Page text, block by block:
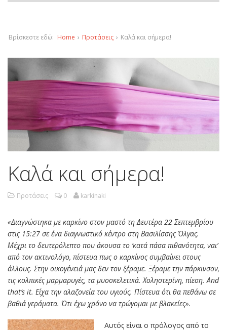
Βρίσκεστε εδώ: Home › Προτάσεις › Καλά και σήμερα!
Καλά και σήμερα!
Προτάσεις 0 karkinaki
«Διαγνώστηκα με καρκίνο στον μαστό τη Δευτέρα 22 Σεπτεμβρίου
στις 15:27 σε ένα διαγνωστικό κέντρο στη Βασιλίσσης Όλγας.
Μέχρι το δευτερόλεπτο που άκουσα το ‘κατά πάσα πιθανότητα, ναι’
από τον ακτινολόγο, πίστευα πως ο καρκίνος συμβαίνει στους
άλλους. Στην οικογένειά μας δεν τον ξέραμε. Ξέραμε την πάρκινσον,
τις κολπικές μαρμαρυγές, τα μυοσκελετικά. Χοληστερίνη, πίεση. Αnd
that’s it. Είχα την αλαζονεία του υγιούς. Πίστευα ότι θα πεθάνω σε
βαθιά γεράματα. Ότι έχω χρόνο να τρώγομαι με βλακείες».
Αυτός είναι ο πρόλογος από το